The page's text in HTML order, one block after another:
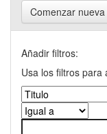
Comenzar
Añadir filtros:
Usa los filtros para